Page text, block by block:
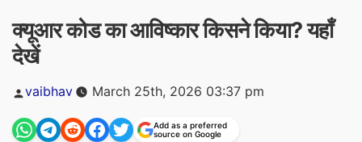
क्यूआर कोड का आविष्कार किसने किया? यहाँ
देखें
Posted
vaibhav March 25th, 2026 03:37 pm
Add as a preferred
source on Google